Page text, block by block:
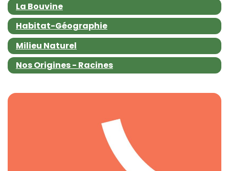
La Bouvine
Habitat-Géographie
Milieu Naturel
Nos Origines - Racines